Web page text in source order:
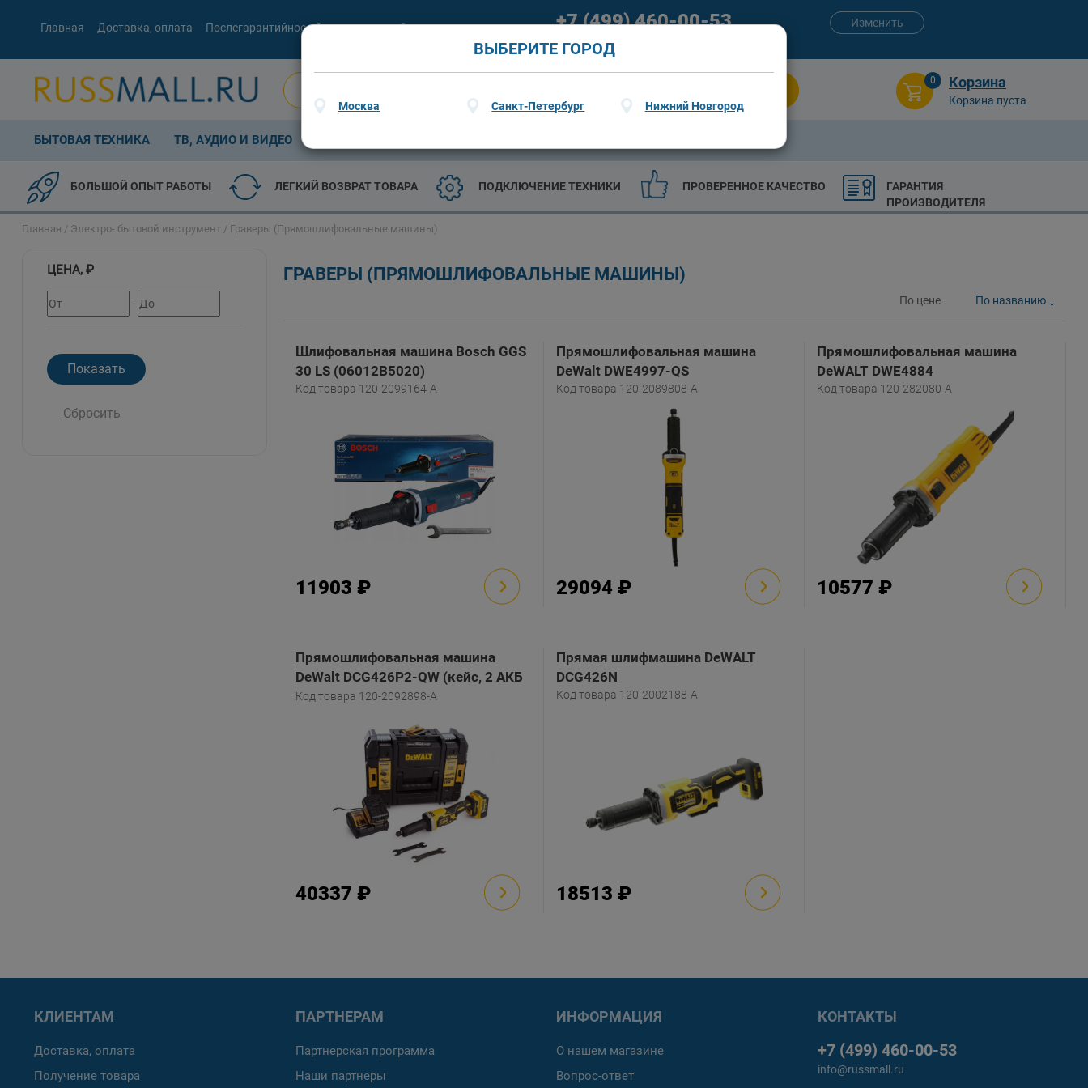
Главная Доставка, оплата Послегарантийное обслуживание О гарантии +7 (499) 460-00-53
09:00 - 21:00 (пн-пт) 09:00 - 20:00 (сб-вс)
Изменить
ВЫБЕРИТЕ ГОРОД
Москва Санкт-Петербург Нижний Новгород
0 Корзина
Корзина пуста
БЫТОВАЯ ТЕХНИКА ТВ, АУДИО И ВИДЕО
БОЛЬШОЙ ОПЫТ РАБОТЫ ЛЕГКИЙ ВОЗВРАТ ТОВАРА ПОДКЛЮЧЕНИЕ ТЕХНИКИ ПРОВЕРЕННОЕ КАЧЕСТВО
ГАРАНТИЯ
ПРОИЗВОДИТЕЛЯ
Главная / Электро- бытовой инструмент / Граверы (Прямошлифовальные машины)
ЦЕНА, ₽
-
Сбросить
ГРАВЕРЫ (ПРЯМОШЛИФОВАЛЬНЫЕ МАШИНЫ)
По цене По названию
Шлифовальная машина Bosch GGS
30 LS (06012B5020)
Код товара 120-2099164-A
11903 ₽
Прямошлифовальная машина
DeWalt DWE4997-QS
Код товара 120-2089808-A
29094 ₽
Прямошлифовальная машина
DeWALT DWE4884
Код товара 120-282080-A
10577 ₽
Прямошлифовальная машина
DeWalt DCG426P2-QW (кейс, 2 АКБ
и ЗУ)
Код товара 120-2092898-A
40337 ₽
Прямая шлифмашина DeWALT
DCG426N
Код товара 120-2002188-A
18513 ₽
КЛИЕНТАМ
Доставка, оплата
Получение товара
ПАРТНЕРАМ
Партнерская программа
Наши партнеры
ИНФОРМАЦИЯ
О нашем магазине
Вопрос-ответ
КОНТАКТЫ
+7 (499) 460-00-53
info@russmall.ru